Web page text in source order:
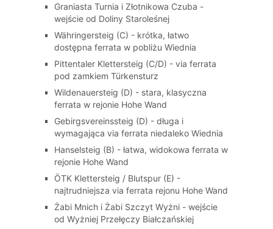
Graniasta Turnia i Złotnikowa Czuba -
wejście od Doliny Staroleśnej
Währingersteig (C) - krótka, łatwo
dostępna ferrata w pobliżu Wiednia
Pittentaler Klettersteig (C/D) - via ferrata
pod zamkiem Türkensturz
Wildenauersteig (D) - stara, klasyczna
ferrata w rejonie Hohe Wand
Gebirgsvereinssteig (D) - długa i
wymagająca via ferrata niedaleko Wiednia
Hanselsteig (B) - łatwa, widokowa ferrata w
rejonie Hohe Wand
ÖTK Klettersteig / Blutspur (E) -
najtrudniejsza via ferrata rejonu Hohe Wand
Żabi Mnich i Żabi Szczyt Wyżni - wejście
od Wyżniej Przełęczy Białczańskiej